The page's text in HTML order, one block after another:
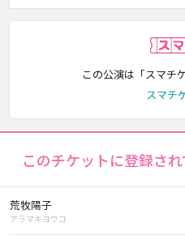
この公演は「スマチ
スマチ
このチケットに登録さ
荒牧陽子
アラマキヨウコ